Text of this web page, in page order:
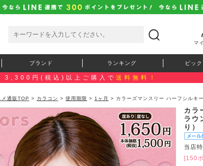
マ
ブランド ランキング ピッ
3,300円(税込)以上ご購入で 送料無料！
メ通販TOP > カラコン > 使用期限 > 1ヶ月 > カラーズマンスリー ハーフシルキ
カラ
ラウ
り）
当店
[150